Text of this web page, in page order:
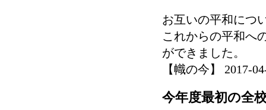
お互いの平和につ
これからの平和へ
ができました。
【幟の今】 2017-
今年度最初の全